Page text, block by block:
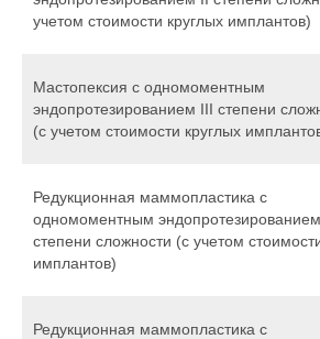
учетом стоимости круглых имплантов)
Мастопексия с одномоментным
эндопротезированием III степени
(с учетом стоимости круглых
Редукционная маммопластика с
одномоментным
степени сложности (с учетом
имплантов)
Редукционная маммопластика с